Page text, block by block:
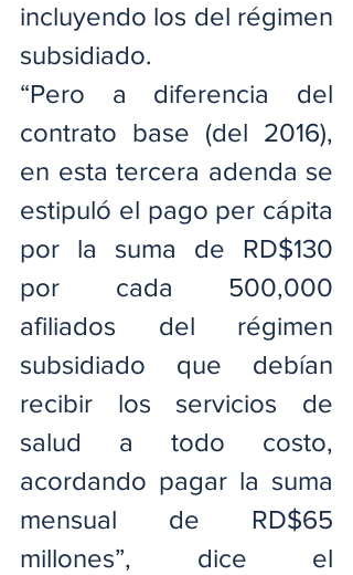
incluyendo los del régimen
subsidiado.
“Pero a diferencia del
contrato base (del 2016),
en esta tercera adenda se
estipuló el pago per cápita
por la suma de RD$130
por cada 500,000
afiliados del régimen
subsidiado que debían
recibir los servicios de
salud a todo costo,
acordando pagar la suma
mensual de RD$65
millones”, dice el